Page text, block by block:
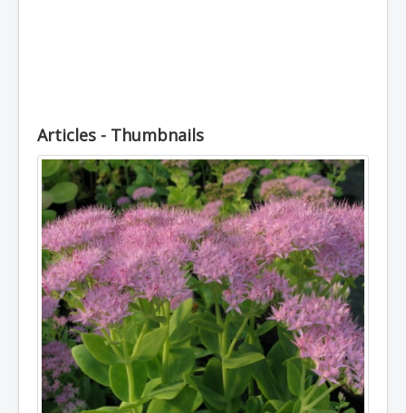
Стайни
Външни
Отглеждане
Почви
Препарати
Разсадници
Магазини
Articles - Thumbnails